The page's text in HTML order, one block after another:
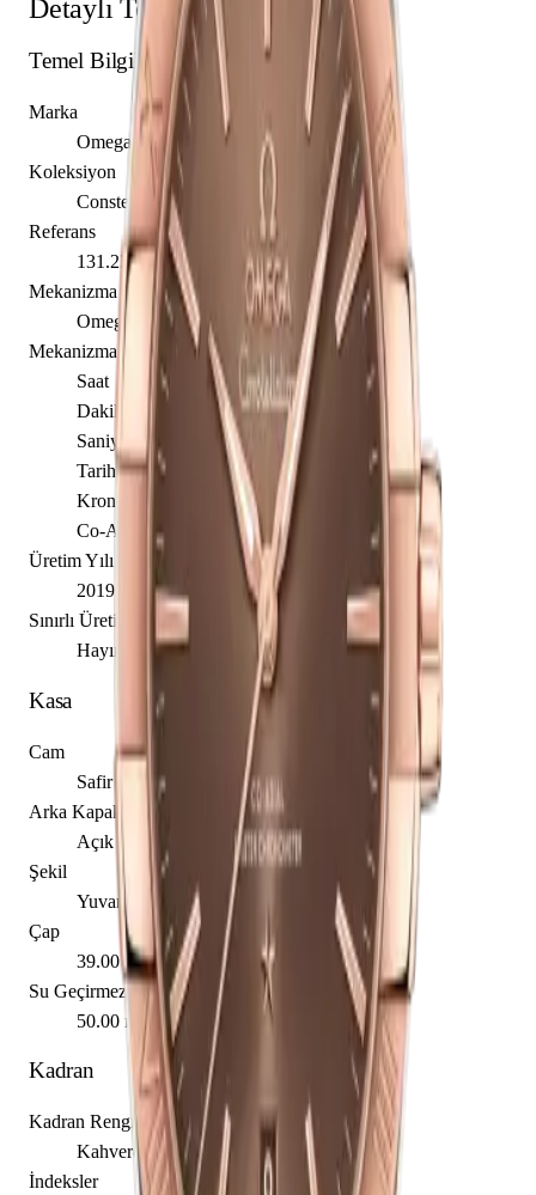
Detaylı Teknik Özellikler
Temel Bilgiler
Marka
Omega
Koleksiyon
Constellation
Referans
131.23.39.20.13.001
Mekanizma Adı
Omega caliber 8800
Mekanizma Açıklaması
Saat
Dakika
Saniye
Tarih
Kronometre
Co-Axial Escapement
Üretim Yılı
2019
Sınırlı Üretim
Hayır
Kasa
Cam
Safir
Arka Kapak
Açık
Şekil
Yuvarlak
Çap
39.00 mm
Su Geçirmezlik
50.00 m
Kadran
Kadran Rengi
Kahverengi
İndeksler